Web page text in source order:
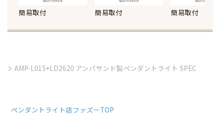
簡易取付 簡易取付 簡易取付
AMP-L015+LD2620 アンパサンド製ペンダントライト SPEC
ペンダントライト店ファズーTOP